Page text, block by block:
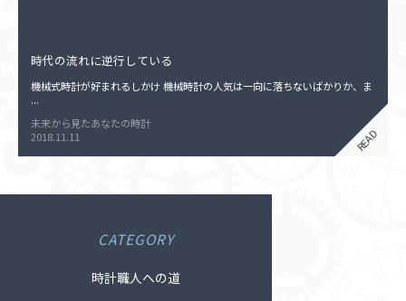
時代の流れに逆行している
機械式時計が好まれるしかけ 機械時計の人気は一向に落ちないばかりか、ま
...
未来から見たあなたの時計
2018.11.11
READ
CATEGORY
時計職人への道